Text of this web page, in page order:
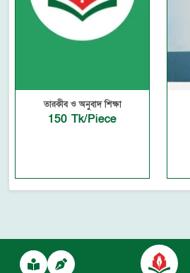
তারকীব ও অনুবাদ শিক্ষা
150 Tk/Piece
Powered by autofyBit, a product of